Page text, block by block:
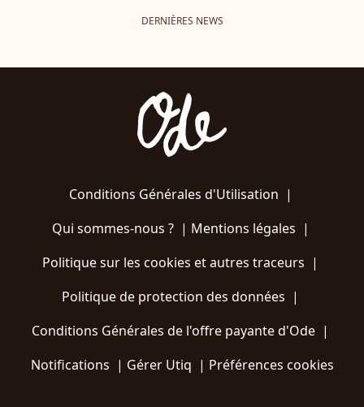
DERNIÈRES NEWS
Conditions Générales d'Utilisation |
Qui sommes-nous ?| Mentions légales |
Politique sur les cookies et autres traceurs |
Politique de protection des données |
Conditions Générales de l'offre payante d'Ode |
Notifications | Gérer Utiq | Préférences cookies